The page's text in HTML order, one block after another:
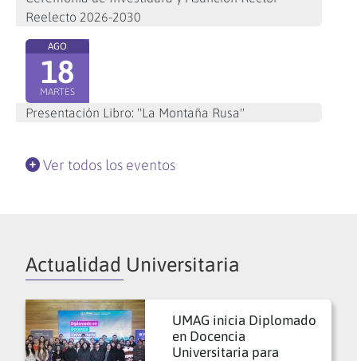
Reelecto 2026-2030
AGO
18
MARTES
Presentación Libro: "La Montaña Rusa"
Ver todos los eventos
Actualidad Universitaria
UMAG inicia Diplomado
en Docencia
Universitaria para